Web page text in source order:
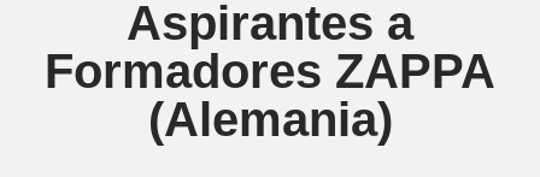
Aspirantes a
Formadores ZAPPA
(Alemania)